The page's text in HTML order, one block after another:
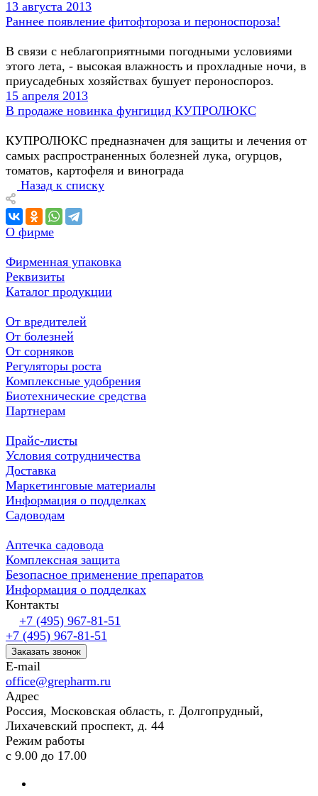
13 августа 2013
Раннее появление фитофтороза и пероноспороза!
В связи с неблагоприятными погодными условиями
этого лета, - высокая влажность и прохладные ночи, в
приусадебных хозяйствах бушует пероноспороз.
15 апреля 2013
В продаже новинка фунгицид КУПРОЛЮКС
КУПРОЛЮКС предназначен для защиты и лечения от
самых распространенных болезней лука, огурцов,
томатов, картофеля и винограда
Назад к списку
О фирме
Фирменная упаковка
Реквизиты
Каталог продукции
От вредителей
От болезней
От сорняков
Регуляторы роста
Комплексные удобрения
Биотехнические средства
Партнерам
Прайс-листы
Условия сотрудничества
Доставка
Маркетинговые материалы
Информация о подделках
Садоводам
Аптечка садовода
Комплексная защита
Безопасное применение препаратов
Информация о подделках
Контакты
+7 (495) 967-81-51
+7 (495) 967-81-51
Заказать звонок
E-mail
office@grepharm.ru
Адрес
Россия, Московская область, г. Долгопрудный,
Лихачевский проспект, д. 44
Режим работы
с 9.00 до 17.00